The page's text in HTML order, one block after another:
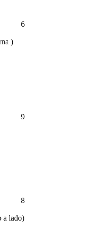
6
)
9
8
a lado)